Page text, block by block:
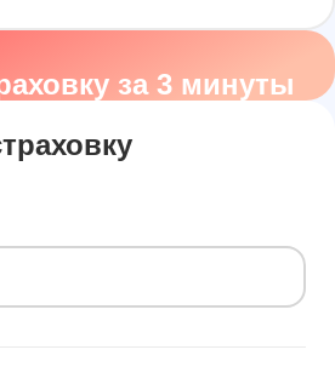
за 3 минуты